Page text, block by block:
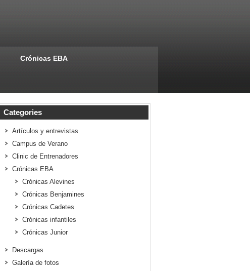
Crónicas EBA
Categories
Artículos y entrevistas
Campus de Verano
Clinic de Entrenadores
Crónicas EBA
Crónicas Alevines
Crónicas Benjamines
Crónicas Cadetes
Crónicas infantiles
Crónicas Junior
Descargas
Galería de fotos